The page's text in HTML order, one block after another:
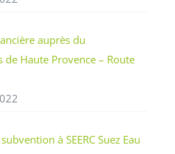
auprès du
de Haute Provence – Route
à SEERC Suez Eau